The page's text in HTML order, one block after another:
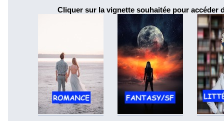
Cliquer sur la vignette souhaitée pour accéder